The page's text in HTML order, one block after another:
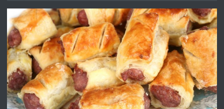
АПАРТАМЕНТ В ЦЕНТЪРА НА ГР.
ХАСКОВО
преди 2 дни
ПРЕДЛАГА Давам гараж под наем
преди 2 дни